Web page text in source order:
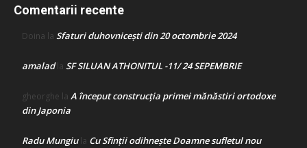
Comentarii recente
Doina la Sfaturi duhovnicești din 20 octombrie 2024
amaladla SF SILUAN ATHONITUL -11/ 24 SEPEMBRIE
gheorghe la A început construcţia primei mănăstiri ortodoxe
din Japonia
Radu Mungiula Cu Sfinții odihnește Doamne sufletul nou